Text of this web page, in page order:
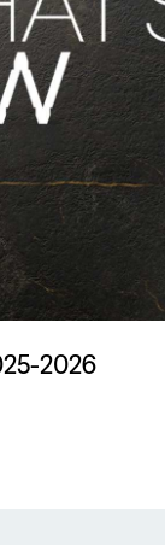
2026(Open